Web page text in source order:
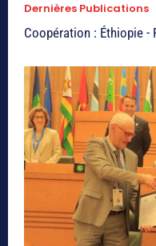
Dernières Publications
Coopération : Éthiopie -